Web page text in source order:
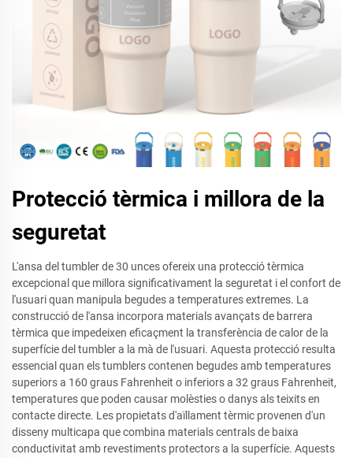
Protecció tèrmica i millora de la
seguretat
L'ansa del tumbler de 30 unces ofereix una protecció tèrmica
excepcional que millora significativament la seguretat i el confort de
l'usuari quan manipula begudes a temperatures extremes. La
construcció de l'ansa incorpora materials avançats de barrera
tèrmica que impedeixen eficaçment la transferència de calor de la
superfície del tumbler a la mà de l'usuari. Aquesta protecció resulta
essencial quan els tumblers contenen begudes amb temperatures
superiors a 160 graus Fahrenheit o inferiors a 32 graus Fahrenheit,
temperatures que poden causar molèsties o danys als teixits en
contacte directe. Les propietats d'aïllament tèrmic provenen d'un
disseny multicapa que combina materials centrals de baixa
conductivitat amb revestiments protectors a la superfície. Aquests